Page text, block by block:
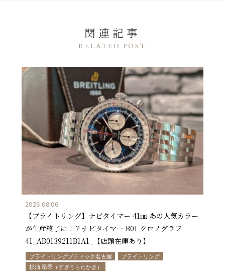
関連記事
RELATED POST
2026.08.06
【ブライトリング】ナビタイマー 41㎜ あの人気カラー
が生産終了に！？ナビタイマー B01 クロノグラフ
41_AB0139211B1A1_【店頭在庫あり】
ブライトリングブティック名古屋
ブライトリング
杉浦 昂季（すぎうらたかき）